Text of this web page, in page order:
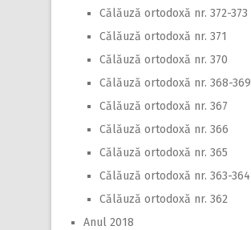
Călăuză ortodoxă nr. 372-373
Călăuză ortodoxă nr. 371
Călăuză ortodoxă nr. 370
Călăuză ortodoxă nr. 368-369
Călăuză ortodoxă nr. 367
Călăuză ortodoxă nr. 366
Călăuză ortodoxă nr. 365
Călăuză ortodoxă nr. 363-364
Călăuză ortodoxă nr. 362
Anul 2018